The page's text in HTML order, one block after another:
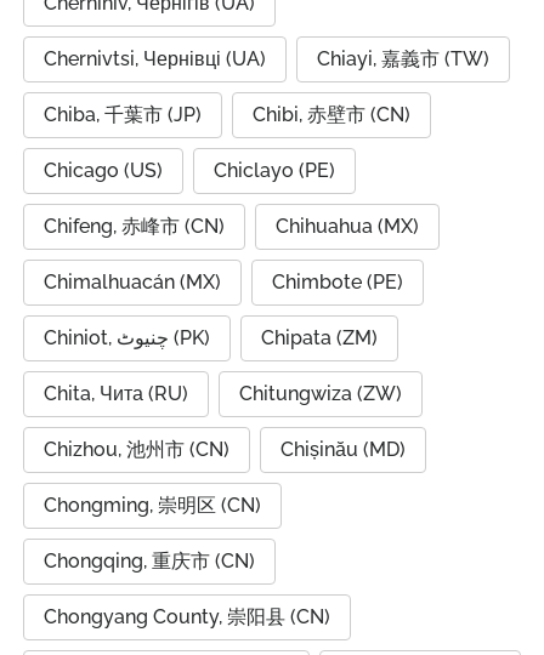
Chernivtsi, Чернівці (UA) Chiayi, 嘉義市 (TW)
Chiba, 千葉市 (JP) Chibi, 赤壁市 (CN)
Chicago (US) Chiclayo (PE)
Chifeng, 赤峰市 (CN) Chihuahua (MX)
Chimalhuacán (MX) Chimbote (PE)
Chiniot, چنیوٹ (PK) Chipata (ZM)
Chita, Чита (RU) Chitungwiza (ZW)
Chizhou, 池州市 (CN) Chișinău (MD)
Chongming, 崇明区 (CN)
Chongqing, 重庆市 (CN)
Chongyang County, 崇阳县 (CN)